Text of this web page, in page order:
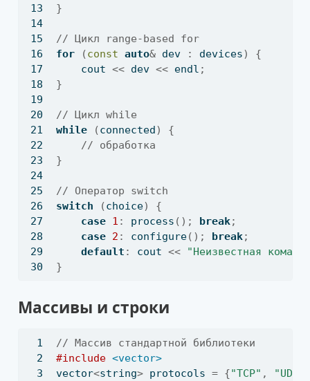
}
// Цикл range-based for
for
(const auto& dev : devices)
{
    cout
<< dev << endl ;
}
// Цикл while
while
(connected)
{
// обработка
}
// Оператор switch
switch
(choice)
{
case 1 : process (); break;
case 2 : configure(); break;
default : cout <<
"Неизвестная
}
Массивы и строки
// Массив стандартной библиотеки
#include <vector>
vector<string> protocols = {"TCP" , "UDP"